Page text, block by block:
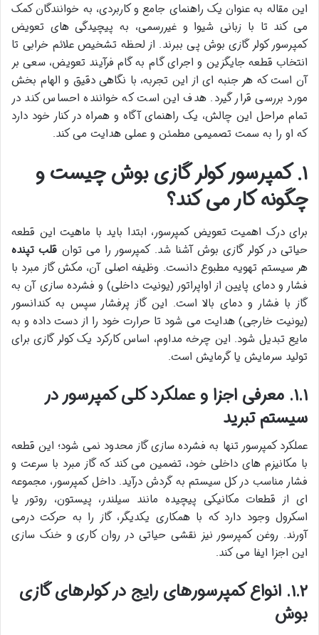
این مقاله به عنوان یک راهنمای جامع و کاربردی، به خوانندگان کمک
می کند تا با زبانی شیوا و غیررسمی، به پیچیدگی های تعویض
کمپرسور کولر گازی بوش پی ببرند. از لحظه تشخیص علائم خرابی تا
انتخاب قطعه جایگزین و اجرای گام به گام فرآیند تعویض، سعی بر
آن است که هر جنبه ای از این تجربه، با نگاهی دقیق و الهام بخش
مورد بررسی قرار گیرد. هدف این است که خواننده احساس کند در
تمام مراحل این چالش، یک راهنمای آگاه و همراه در کنار خود دارد
که او را به سمت تصمیمی مطمئن و عملی هدایت می کند.
۱. کمپرسور کولر گازی بوش چیست و
چگونه کار می کند؟
برای درک اهمیت تعویض کمپرسور، ابتدا باید با ماهیت این قطعه
حیاتی در کولر گازی بوش آشنا شد. کمپرسور را می توان قلب تپنده
هر سیستم تهویه مطبوع دانست. وظیفه اصلی آن، مکش گاز مبرد با
فشار و دمای پایین از اواپراتور (یونیت داخلی) و فشرده سازی آن به
گاز با فشار و دمای بالا است. این گاز پرفشار سپس به کندانسور
(یونیت خارجی) هدایت می شود تا حرارت خود را از دست داده و به
مایع تبدیل شود. این چرخه مداوم، اساس کارکرد یک کولر گازی برای
تولید سرمایش یا گرمایش است.
۱.۱. معرفی اجزا و عملکرد کلی کمپرسور در
سیستم تبرید
عملکرد کمپرسور تنها به فشرده سازی گاز محدود نمی شود؛ این قطعه
با مکانیزم های داخلی خود، تضمین می کند که گاز مبرد با سرعت و
فشار مناسب در کل سیستم به گردش درآید. داخل کمپرسور، مجموعه
ای از قطعات مکانیکی پیچیده مانند سیلندر، پیستون، روتور یا
اسکرول وجود دارد که با همکاری یکدیگر، گاز را به حرکت درمی
آورند. روغن کمپرسور نیز نقشی حیاتی در روان کاری و خنک سازی
این اجزا ایفا می کند.
۱.۲. انواع کمپرسورهای رایج در کولرهای گازی
بوش